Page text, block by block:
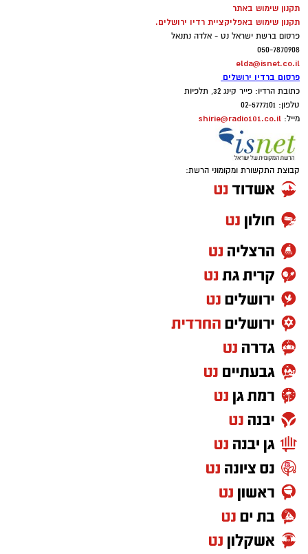
סניף הבנקאות הפרטית בירושלים מלווה במשך
שנים משפחות, אנשי עסקים ותושבי חוץ הפועלים
בעיר, ומהווה אחד ממוקדי הפעילות המרכזיים של
הבנק.
לאורך שנותיו בבנק
תפקידים ניהוליים במטה הבנק ובמערך הסניפים,
מנהל מטה משכנתאות, וכן מנהל הסניפים תל
אביב, מודיעין עילית ורוממה
סניף הבנקאות הפרטית של בנק ירושלים, הממוקם
סמוך למלוןוולדורף אסטוריה
שירותים פיננסיים ללקוחות פרטיים ולתושבי חוץ.
פעילות הסניף מתמקדת במתן שירותים מותאמים
אישית בתחומי המשכנתאות, הפיקדונות, האשראי
והלוואות לכל מטרה. זאת, לצד מתן פתרונות
פיננסיים נוספים הניתנים בליווי מקצועי של יועצים
מומחים.
אופיר אוחנה המשנה למנכ"ל בנק ירושלים
הוא אחד המנהלים המנוסים והמוערכים בבנק
ירושלים. ההיכרות העמוקה שלו עם לקוחות הסניף,
עם העיר ירושלים ועם תחום הבנקאות הפרטית,
לצד הניסיון הרב שצבר לאורך השנים, יהוו בסיס
תקנון שימוש באתר
תקנון שימוש באפליקציית רדיו ירושלים.
פרסום ברשת ישראל נט - אלדה נתנאל
050-7870908
elda@isnet.co.il
פרסום ברדיו ירושלים
כתובת הרדיו: פייר קינג 32, תלפיות
טלפון: 02-5777101
מייל: shirie@radio101.co.il
קבוצת התקשורת ומקומוני הרשת: